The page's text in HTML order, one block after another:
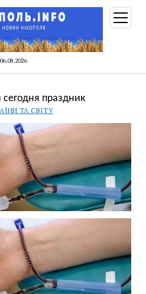
06.08.2026
меню
праздник
ТА СВІТУ